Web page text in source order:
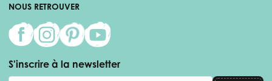
NOUS RETROUVER
S'inscrire à la newsletter